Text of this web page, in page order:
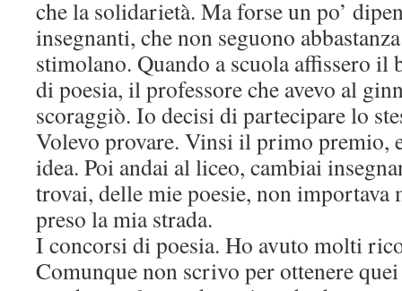
che la solidarietà. Ma forse un po’
insegnanti, che non seguono
stimolano. Quando a scuola affissero il
di poesia, il professore che avevo al
scoraggiò. Io decisi di partecipare lo
Volevo provare. Vinsi il primo premio,
idea. Poi andai al liceo, cambiai
trovai, delle mie poesie, non importava
preso la mia strada.
I concorsi di poesia. Ho avuto molti
Comunque non scrivo per ottenere